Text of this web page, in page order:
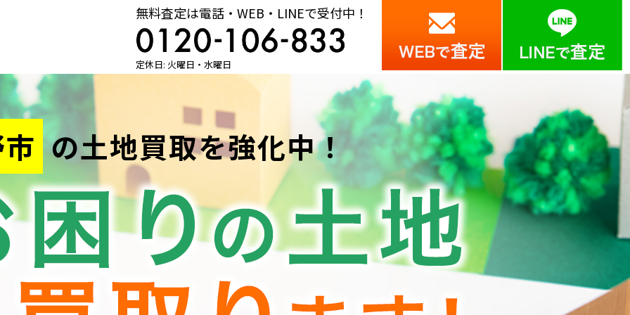
無料査定は電話・WEB・LINEで受付中！
定休日: 火曜日・水曜日
の土地買取を強化中！